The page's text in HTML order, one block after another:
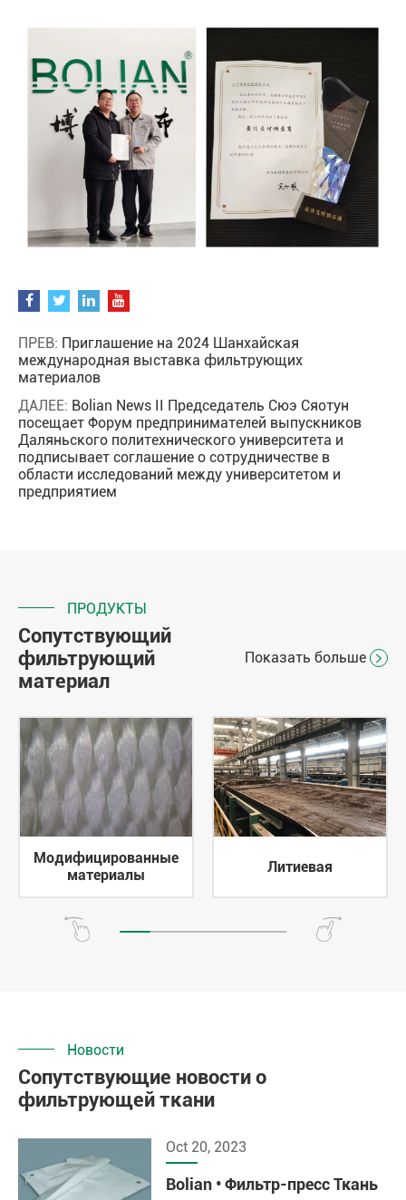
ПРЕВ: Приглашение на 2024 Шанхайская
международная выставка фильтрующих
материалов
ДАЛЕЕ: Bolian News II Председатель Сюэ Сяотун
посещает Форум предпринимателей выпускников
Даляньского политехнического университета и
подписывает соглашение о сотрудничестве в
области исследований между университетом и
предприятием
ПРОДУКТЫ
Сопутствующий
фильтрующий
материал
Показать больше 
Модифицированные
материалы
Литиевая
Новости
Сопутствующие новости о
фильтрующей ткани
Oct 20, 2023
Bolian • Фильтр-пресс Ткань